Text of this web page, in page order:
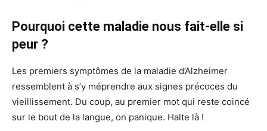
Pourquoi cette maladie nous fait-elle si
peur ?
Les premiers symptômes de la maladie d’Alzheimer
ressemblent à s’y méprendre aux signes précoces du
vieillissement. Du coup, au premier mot qui reste coincé
sur le bout de la langue, on panique. Halte là !